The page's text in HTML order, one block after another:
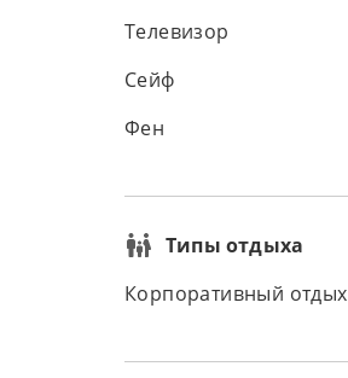
Телевизор
Сейф
Фен
Типы отдыха
Корпоративный отдых